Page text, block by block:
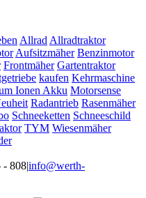
Allrad Allradtraktor
Aufsitzmäher Benzinmotor
Frontmäher Gartentraktor
kaufen Kehrmaschine
Ionen Akku Motorsense
Radantrieb Rasenmäher
Schneeketten Schneeschild
TYM Wiesenmäher
- 808|info@werth-